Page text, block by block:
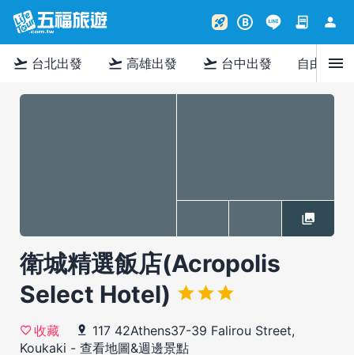
rocket_launch B contract person
flight_takeoff 台北出發 flight_takeoff 高雄出發 flight_takeoff 台中出發 自由行menu
衛城精選飯店(Acropolis
Select Hotel)
收藏
117 42Athens37-39 Falirou Street,
Koukaki - 查看地圖&週邊景點